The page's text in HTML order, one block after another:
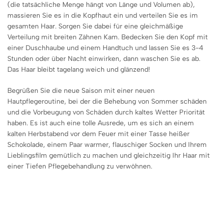
(die tatsächliche Menge hängt von Länge und Volumen ab),
massieren Sie es in die Kopfhaut ein und verteilen Sie es im
gesamten Haar. Sorgen Sie dabei für eine gleichmäßige
Verteilung mit breiten Zähnen Kam. Bedecken Sie den Kopf mit
einer Duschhaube und einem Handtuch und lassen Sie es 3-4
Stunden oder über Nacht einwirken, dann waschen Sie es ab.
Das Haar bleibt tagelang weich und glänzend!
Begrüßen Sie die neue Saison mit einer neuen
Hautpflegeroutine, bei der die Behebung von Sommer schäden
und die Vorbeugung von Schäden durch kaltes Wetter Priorität
haben. Es ist auch eine tolle Ausrede, um es sich an einem
kalten Herbstabend vor dem Feuer mit einer Tasse heißer
Schokolade, einem Paar warmer, flauschiger Socken und Ihrem
Lieblingsfilm gemütlich zu machen und gleichzeitig Ihr Haar mit
einer Tiefen Pflegebehandlung zu verwöhnen.